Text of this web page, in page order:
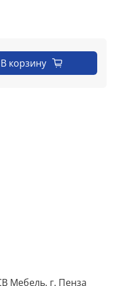
В корзину
Мебель, г. Пенза